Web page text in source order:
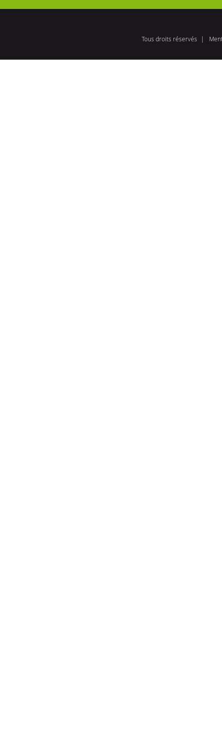
Tous droits réservés